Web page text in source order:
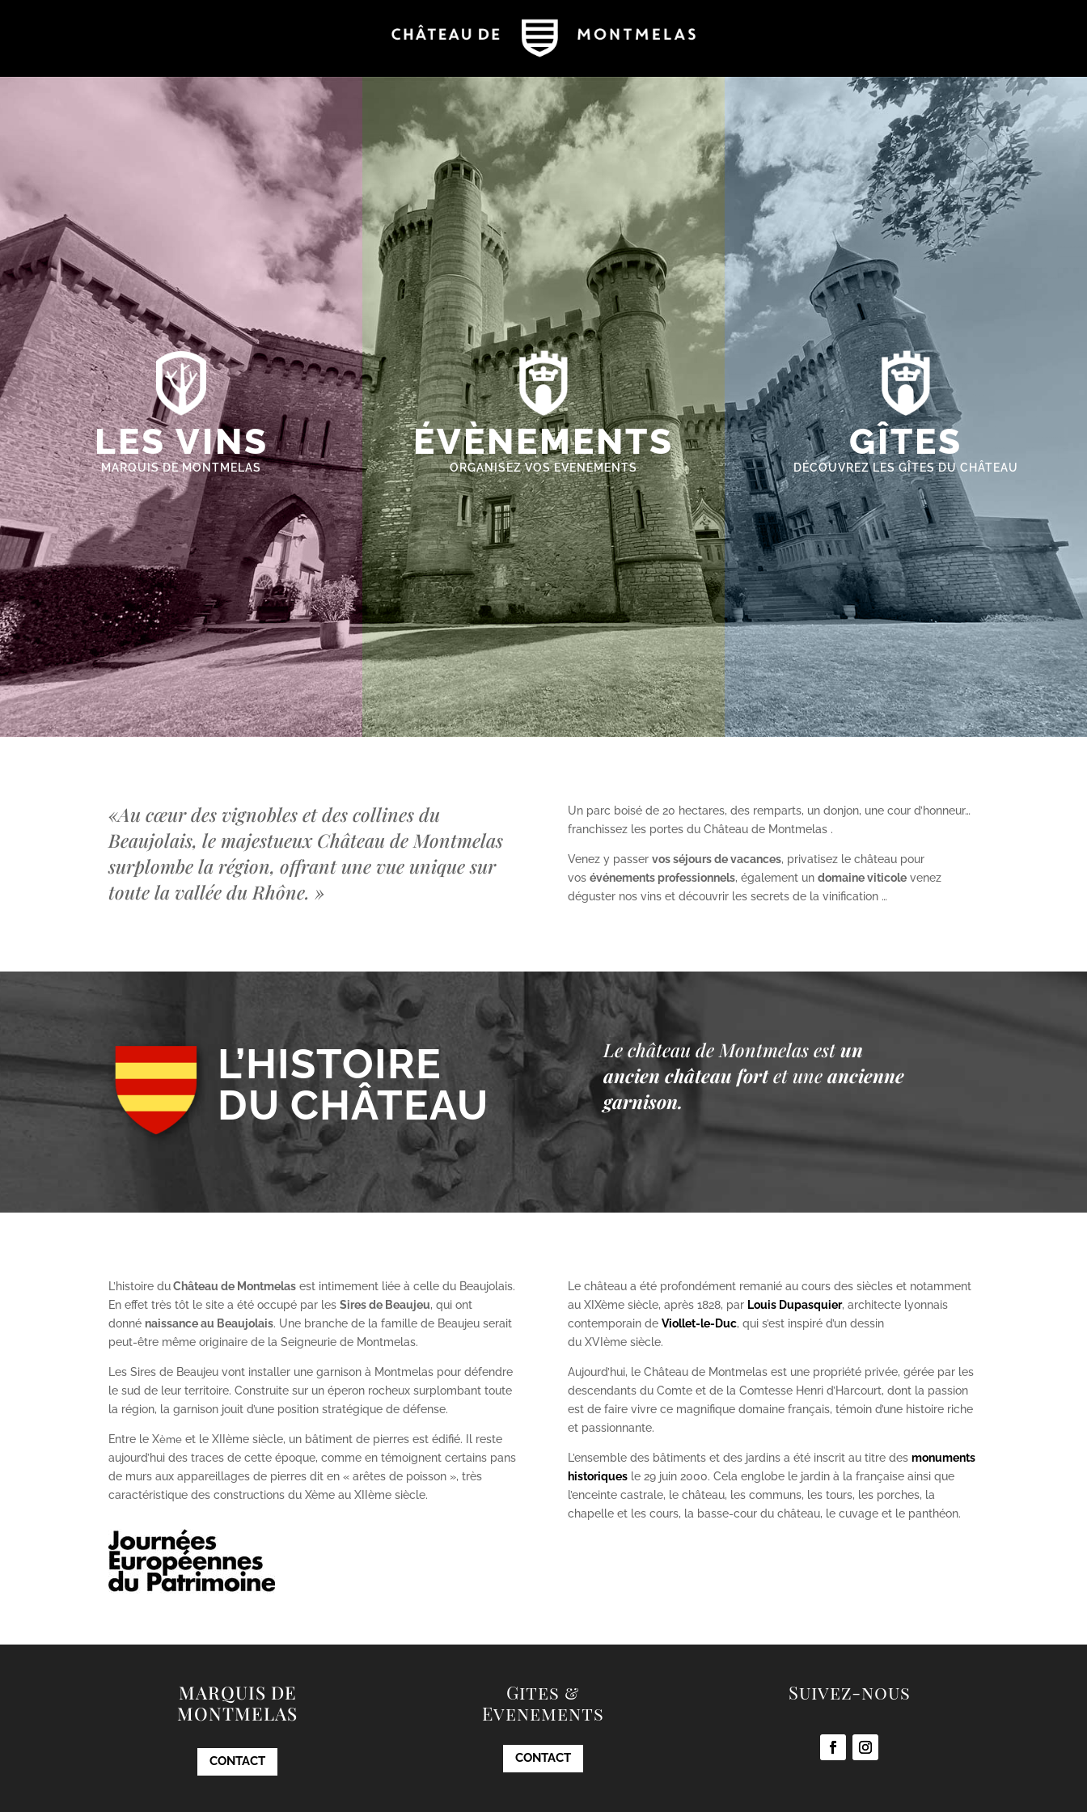
LES VINS
MARQUIS DE MONTMELAS
ÉVÈNEMENTS
ORGANISEZ VOS EVENEMENTS
GÎTES
DÉCOUVREZ LES GÎTES DU CHÂTEAU
«Au cœur des vignobles et des collines du
Beaujolais, le majestueux Château de Montmelas
surplombe la région, offrant une vue unique sur
toute la vallée du Rhône. »
Un parc boisé de 20 hectares, des remparts, un donjon, une cour d’honneur…
franchissez les portes du Château de Montmelas .
Venez y passer vos séjours de vacances, privatisez le château pour
vos événements professionnels, également un domaine viticolevenez
déguster nos vins et découvrir les secrets de la vinification …
L’HISTOIRE
DU CHÂTEAU
Le château de Montmelas est un
ancien château fort et une ancienne
garnison.
L’histoire duChâteau de Montmelas est intimement liée à celle du Beaujolais.
En effet très tôt le site a été occupé par lesSires de Beaujeu, qui ont
donné naissance au Beaujolais. Une branche de la famille de Beaujeu serait
peut-être même originaire de la Seigneurie de Montmelas.
Les Sires de Beaujeu vont installer une garnison à Montmelas pour défendre
le sud de leur territoire. Construite sur un éperon rocheux surplombant toute
la région, la garnison jouit d’une position stratégique de défense.
Entre le Xème et le XIIème siècle, un bâtiment de pierres est édifié. Il reste
aujourd’hui des traces de cette époque, comme en témoignent certains pans
de murs aux appareillages de pierres dit en « arêtes de poisson », très
caractéristique des constructions du Xème au XIIème siècle.
Le château a été profondément remanié au cours des siècles et notamment
au XIXèmesiècle, après 1828, par Louis Dupasquier, architecte lyonnais
contemporain de Viollet-le-Duc, qui s’est inspiré d’un dessin
du XVI èmesiècle.
Aujourd’hui, le Château de Montmelas est une propriété privée, gérée par les
descendants du Comte et de la Comtesse Henri d’Harcourt, dont la passion
est de faire vivre ce magnifique domaine français, témoin d’une histoire riche
et passionnante.
L’ensemble des bâtiments et des jardins a été inscrit au titre des monuments
historiquesle 29 juin 2000. Cela englobe le jardin à la française ainsi que
l’enceinte castrale, le château, les communs, les tours, les porches, la
chapelle et les cours, la basse-cour du château, le cuvage et le panthéon.
MARQUIS DE
MONTMELAS
CONTACT
Gites &
Evenements
CONTACT
Suivez-nous